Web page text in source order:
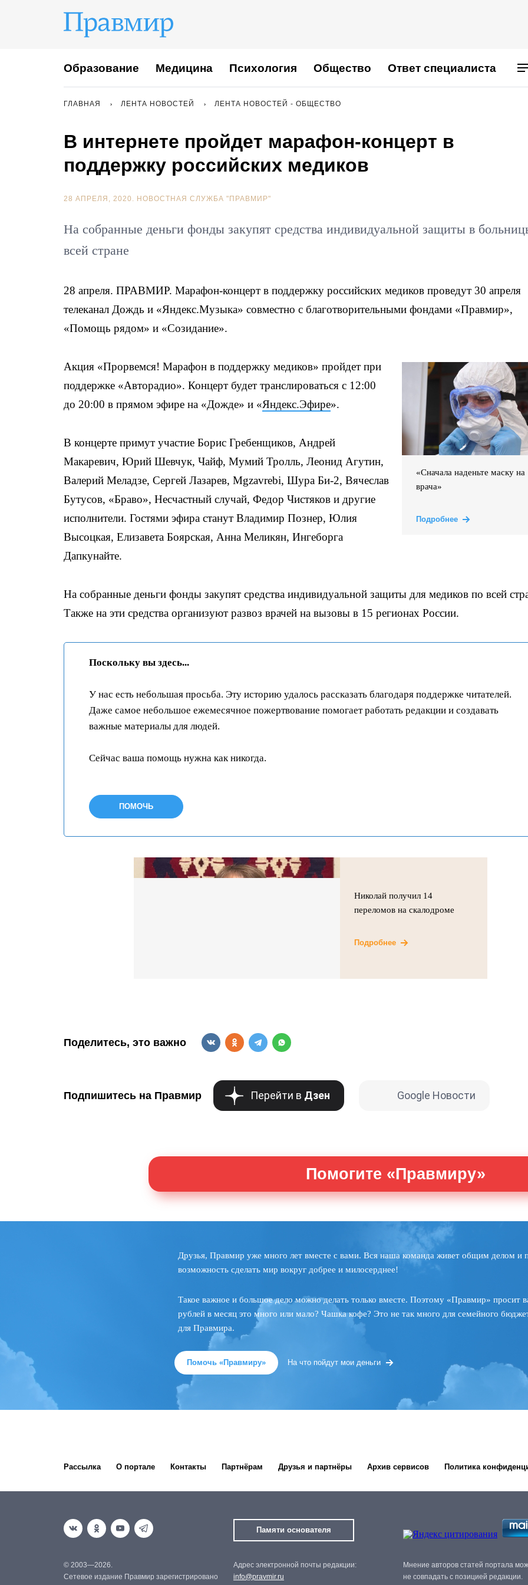
Образование Медицина Психология Общество Ответ специалиста
ГЛАВНАЯ ЛЕНТА НОВОСТЕЙ ЛЕНТА НОВОСТЕЙ - ОБЩЕСТВО
В интернете пройдет марафон-концерт в
поддержку российских медиков
28 АПРЕЛЯ, 2020. НОВОСТНАЯ СЛУЖБА "ПРАВМИР"
На собранные деньги фонды закупят средства индивидуальной защиты в
всей стране
28 апреля. ПРАВМИР. Марафон-концерт в поддержку российских медиков проведут 30 апреля
телеканал Дождь и «Яндекс.Музыка» совместно с благотворительными фондами «Правмир»,
«Помощь рядом» и «Созидание».
«Сначала наденьте маску на
врача»
Подробнее
Акция «Прорвемся! Марафон в поддержку медиков» пройдет при
поддержке «Авторадио». Концерт будет транслироваться с 12:00
до 20:00 в прямом эфире на «Дожде» и «Яндекс.Эфире».
В концерте примут участие Борис Гребенщиков, Андрей
Макаревич, Юрий Шевчук, Чайф, Мумий Тролль, Леонид Агутин,
Валерий Меладзе, Сергей Лазарев, Mgzavrebi, Шура Би-2, Вячеслав
Бутусов, «Браво», Несчастный случай, Федор Чистяков и другие
исполнители. Гостями эфира станут Владимир Познер, Юлия
Высоцкая, Елизавета Боярская, Анна Меликян, Ингеборга
Дапкунайте.
На собранные деньги фонды закупят средства индивидуальной защиты для медиков по всей
Также на эти средства организуют развоз врачей на вызовы в 15 регионах России.
Поскольку вы здесь...
У нас есть небольшая просьба. Эту историю удалось рассказать благодаря поддержке читателей.
Даже самое небольшое ежемесячное пожертвование помогает работать редакции и создавать
важные материалы для людей.
Сейчас ваша помощь нужна как никогда.
ПОМОЧЬ
Николай получил 14
переломов на скалодроме
Подробнее
Поделитесь, это важно
Подпишитесь на Правмир Перейти в Дзен Google Новости
Помогите «Правмиру»
Друзья, Правмир уже много лет вместе с вами. Вся наша команда живет общим делом и
возможность сделать мир вокруг добрее и милосерднее!
Такое важное и большое дело можно делать только вместе. Поэтому «Правмир» просит
рублей в месяц это много или мало? Чашка кофе? Это не так много для семейного
для Правмира.
Помочь «Правмиру» На что пойдут мои деньги
Рассылка О портале Контакты Партнёрам Друзья и партнёры Архив сервисов Политика
Памяти основателя
© 2003—2026.
Сетевое издание Правмир зарегистрировано
Адрес электронной почты редакции:
info@pravmir.ru
Мнение авторов статей портала
не совпадать с позицией редакции.